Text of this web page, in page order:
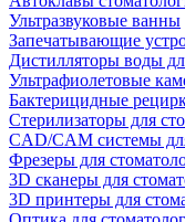
Ультразвуковые ванны
Запечатывающие
Дистилляторы воды
Ультрафиолетовые
Бактерицидные
Стерилизаторы для
CAD/CAM системы
Фрезеры для
3D cканеры для
3D принтеры для